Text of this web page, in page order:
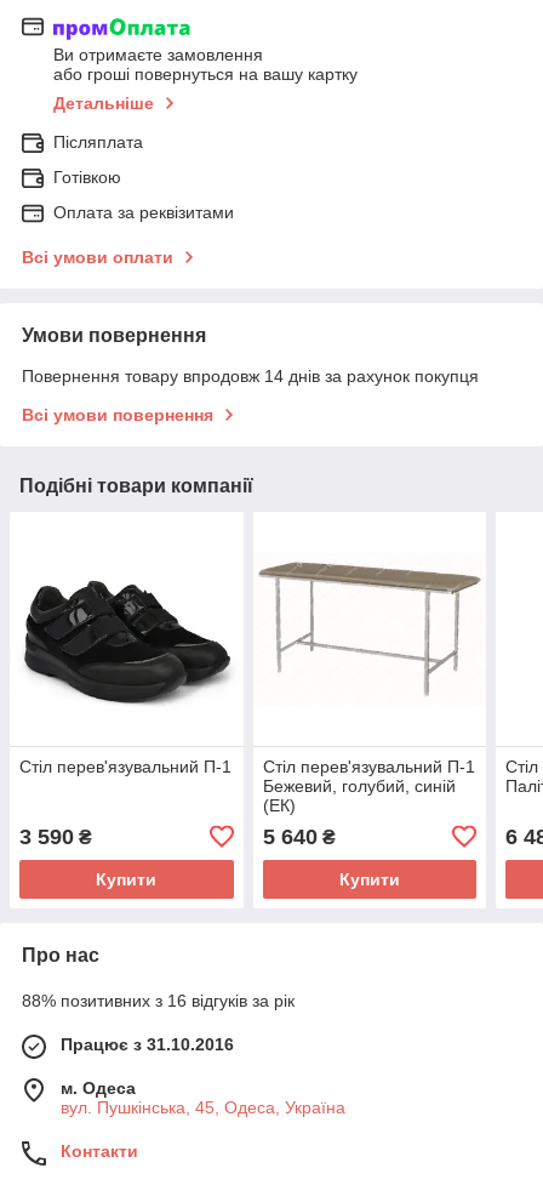
Ви отримаєте замовлення
або гроші повернуться на вашу картку
Детальніше
Післяплата
Готівкою
Оплата за реквізитами
Всі умови оплати
Умови повернення
Повернення товару впродовж 14 днів за рахунок покупця
Всі умови повернення
Подібні товари компанії
Стіл перев'язувальний П-1
3 590 ₴
Купити
Стіл перев'язувальний П-1
Бежевий, голубий, синій
(ЕК)
5 640₴
Купити
6
Про нас
88% позитивних з 16 відгуків за рік
Працює з 31.10.2016
м. Одеса
вул. Пушкінська, 45, Одеса, Україна
Контакти